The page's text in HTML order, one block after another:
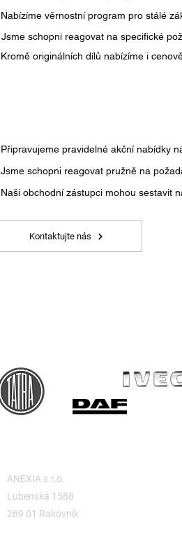
Nabízíme věrnostní program pro stálé
Jsme schopni reagovat na specifické
Kromě originálních dílů nabízíme i
Připravujeme pravidelné akční nabídky
Jsme schopni reagovat pružně na
Naši obchodní zástupci mohou sestavit
Kontaktujte nás
ANEXIA s.r.o.
Lubenská 1588
269 01 Rakovník